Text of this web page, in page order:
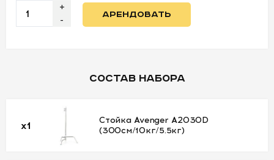
ДОСТАВКА
НАС
+
-
АРЕНДОВАТЬ
СОСТАВ НАБОРА
x1
Стойка Avenger A2030D
(300см/10кг/5.5кг)